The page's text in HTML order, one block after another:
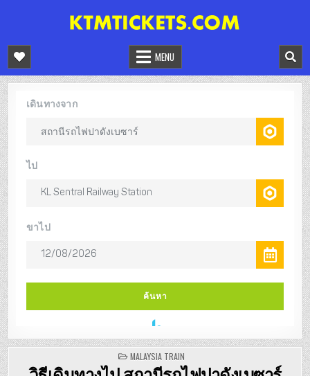
จองตั๋วรถไฟมาเลเซีย
MENU
POSTED
IN
MALAYSIA TRAIN